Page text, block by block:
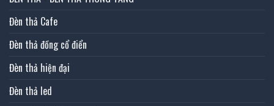
Đèn thả Cafe
Đèn thả đồng cổ điển
Đèn thả hiện đại
Đèn thả led